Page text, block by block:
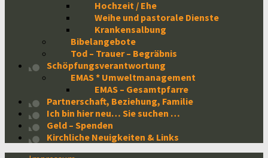
Hochzeit / Ehe
Weihe und pastorale Dienste
Krankensalbung
Bibelangebote
Tod – Trauer – Begräbnis
Schöpfungsverantwortung
EMAS * Umweltmanagement
EMAS – Gesamtpfarre
Partnerschaft, Beziehung, Familie
Ich bin hier neu… Sie suchen …
Geld – Spenden
Kirchliche Neuigkeiten & Links